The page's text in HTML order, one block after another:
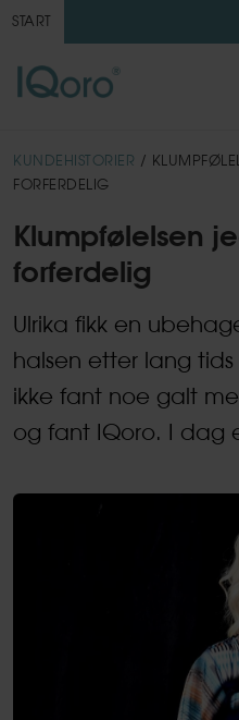
START
KUNDEHISTORIER /
FORFERDELIG
Klumpfølelsen
forferdelig
Ulrika fikk en
halsen etter lang
ikke fant noe galt
og fant IQoro. I dag